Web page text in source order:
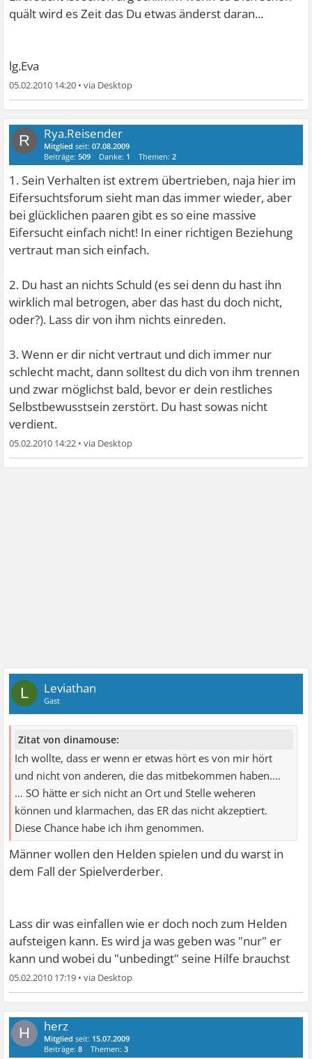
quält wird es Zeit das Du etwas änderst daran...
lg.Eva
05.02.2010 14:20 •
R Rya.Reisender
Mitglied seit:07.08.2009
Beiträge:509 Danke: 1 Themen:2
1. Sein Verhalten ist extrem übertrieben, naja hier im
Eifersuchtsforum sieht man das immer wieder, aber
bei glücklichen paaren gibt es so eine massive
Eifersucht einfach nicht! In einer richtigen Beziehung
vertraut man sich einfach.
2. Du hast an nichts Schuld (es sei denn du hast ihn
wirklich mal betrogen, aber das hast du doch nicht,
oder?). Lass dir von ihm nichts einreden.
3. Wenn er dir nicht vertraut und dich immer nur
schlecht macht, dann solltest du dich von ihm trennen
und zwar möglichst bald, bevor er dein restliches
Selbstbewusstsein zerstört. Du hast sowas nicht
verdient.
05.02.2010 14:22 •
L Leviathan
Gast
Zitat von dinamouse:
Ich wollte, dass er wenn er etwas hört es von mir hört
und nicht von anderen, die das mitbekommen haben....
... SO hätte er sich nicht an Ort und Stelle weheren
können und klarmachen, das ER das nicht akzeptiert.
Diese Chance habe ich ihm genommen.
Männer wollen den Helden spielen und du warst in
dem Fall der Spielverderber.
Lass dir was einfallen wie er doch noch zum Helden
aufsteigen kann. Es wird ja was geben was "nur" er
kann und wobei du "unbedingt" seine Hilfe brauchst
05.02.2010 17:19 •
H herz
Mitglied seit: 15.07.2009
Beiträge:8 Themen:3